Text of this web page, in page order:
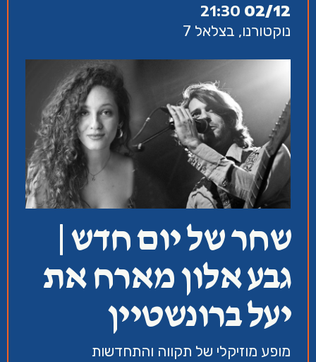
02/12
21:30
נוקטורנו, בצלאל 7
שחר של יום חדש |
גבע אלון מארח את
יעל ברונשטיין
מופע מוזיקלי של תקווה והתחדשות